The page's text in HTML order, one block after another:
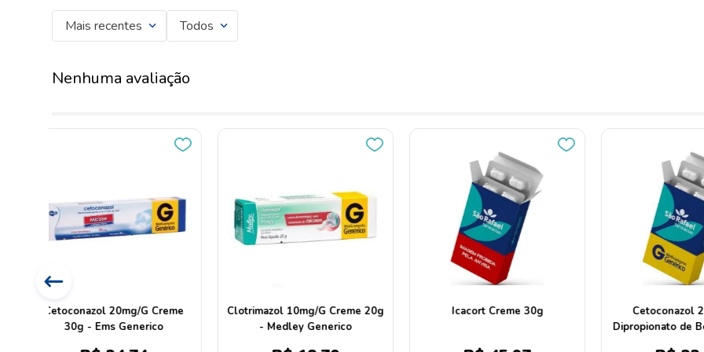
Mais recentes Todos
Nenhuma avaliação
Icacort Creme 30g
Cetoconazol 20mg/G +
Dipropionato de Betametasona
Creme Cetoconazol 20mg/G +